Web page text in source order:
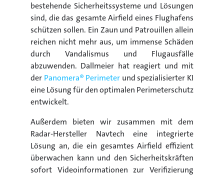
bestehende Sicherheitssysteme und Lösungen
sind, die das gesamte Airfield eines Flughafens
schützen sollen. Ein Zaun und Patrouillen allein
reichen nicht mehr aus, um immense Schäden
durch Vandalismus und Flugausfälle
abzuwenden. Dallmeier hat reagiert und mit
der Panomera® Perimeter und spezialisierter KI
eine Lösung für den optimalen Perimeterschutz
entwickelt.
Außerdem bieten wir zusammen mit dem
Radar-Hersteller Navtech eine integrierte
Lösung an, die ein gesamtes Airfield effizient
überwachen kann und den Sicherheitskräften
sofort Videoinformationen zur Verifizierung